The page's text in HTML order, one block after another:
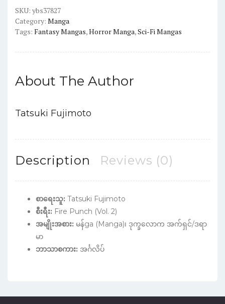
quantity
SKU: ybs37827
Category: Manga
Tags: Fantasy Mangas,Horror Manga,Sci-Fi Mangas
About The Author
Tatsuki Fujimoto
Description Reviews (0)
စာရေးသူ: Tatsuki Fujimoto
စီးရီး: Fire Punch (Vol. 2)
အမျိုးအစား: မန်ga (Manga)၊ ဒုက္ခလောက အက်ရှင်/ဒရာ
မာ
ဘာသာစကား: အင်္ဂလိပ်